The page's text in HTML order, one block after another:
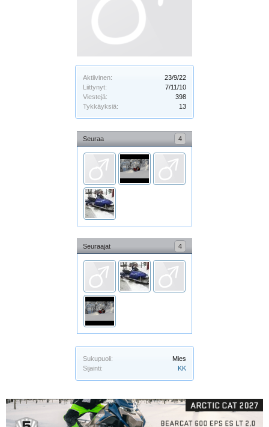
Aktiivinen:
23/9/22
Liittynyt:
7/11/10
Viestejä:
398
Tykkäyksiä:
13
Seuraa 4
Seuraajat 4
Sukupuoli:
Mies
Sijainti:
KK